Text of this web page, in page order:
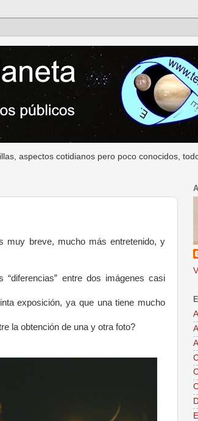
aspectos cotidianos pero poco conocidos,
muy breve, mucho más entretenido, y
entre dos imágenes casi
exposición, ya que una tiene mucho
la obtención de una y otra foto?